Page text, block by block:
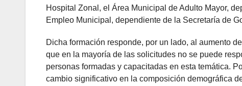
Hospital Zonal, el Área Municipal de Adulto Mayor,
Empleo Municipal, dependiente de la Secretaría de
Dicha formación responde, por un lado, al aumento
que en la mayoría de las solicitudes no se puede
personas formadas y capacitadas en esta temática.
cambio significativo en la composición demográfica